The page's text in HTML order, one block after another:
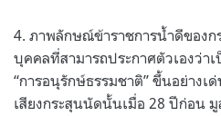
4. ภาพลักษณ์ข้าราชการน้ำดีของก
บุคคลที่สามารถประกาศตัวเองว่า
“การอนุรักษ์ธรรมชาติ” ขึ้นอย่าง
เสียงกระสุนนัดนั้นเมื่อ 28 ปีก่อน